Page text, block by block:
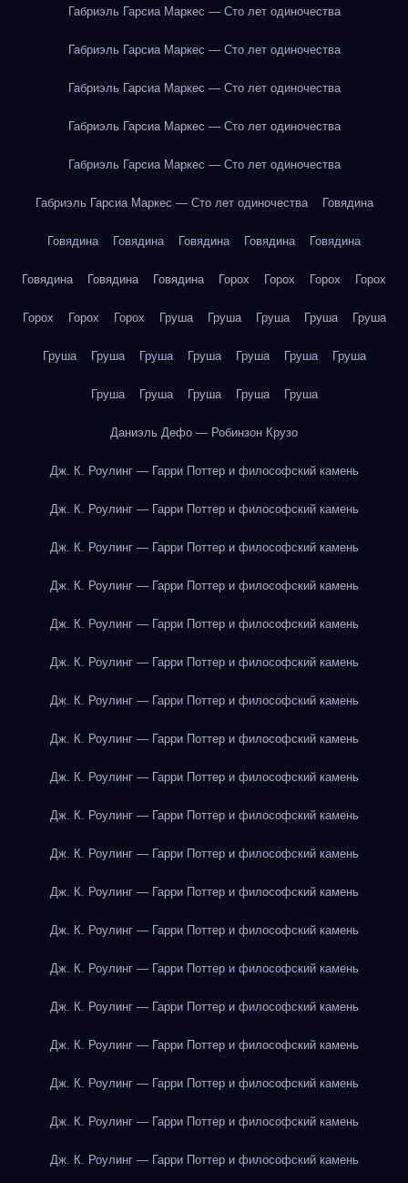
Габриэль Гарсиа Маркес — Сто лет одиночества
Габриэль Гарсиа Маркес — Сто лет одиночества
Габриэль Гарсиа Маркес — Сто лет одиночества
Габриэль Гарсиа Маркес — Сто лет одиночества
Габриэль Гарсиа Маркес — Сто лет одиночества
Габриэль Гарсиа Маркес — Сто лет одиночества Говядина
Говядина Говядина Говядина Говядина Говядина
Говядина Говядина Говядина Горох Горох Горох Горох
Горох Горох Горох Груша Груша Груша Груша Груша
Груша Груша Груша Груша Груша Груша Груша
Груша Груша Груша Груша Груша
Даниэль Дефо — Робинзон Крузо
Дж. К. Роулинг — Гарри Поттер и философский камень
Дж. К. Роулинг — Гарри Поттер и философский камень
Дж. К. Роулинг — Гарри Поттер и философский камень
Дж. К. Роулинг — Гарри Поттер и философский камень
Дж. К. Роулинг — Гарри Поттер и философский камень
Дж. К. Роулинг — Гарри Поттер и философский камень
Дж. К. Роулинг — Гарри Поттер и философский камень
Дж. К. Роулинг — Гарри Поттер и философский камень
Дж. К. Роулинг — Гарри Поттер и философский камень
Дж. К. Роулинг — Гарри Поттер и философский камень
Дж. К. Роулинг — Гарри Поттер и философский камень
Дж. К. Роулинг — Гарри Поттер и философский камень
Дж. К. Роулинг — Гарри Поттер и философский камень
Дж. К. Роулинг — Гарри Поттер и философский камень
Дж. К. Роулинг — Гарри Поттер и философский камень
Дж. К. Роулинг — Гарри Поттер и философский камень
Дж. К. Роулинг — Гарри Поттер и философский камень
Дж. К. Роулинг — Гарри Поттер и философский камень
Дж. К. Роулинг — Гарри Поттер и философский камень